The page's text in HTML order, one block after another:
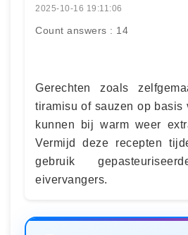
2025-10-16 19:11:06
Count answers : 14
Gerechten zoals
tiramisu of sauzen op basis
kunnen bij warm weer
Vermijd deze recepten
gebruik
eivervangers.